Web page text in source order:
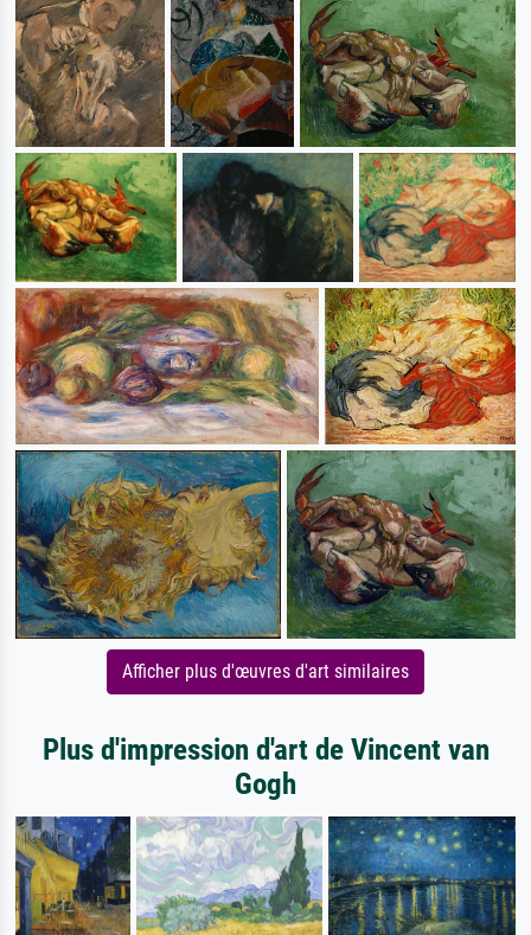
Afficher plus d'œuvres d'art similaires
Plus d'impression d'art de Vincent van
Gogh